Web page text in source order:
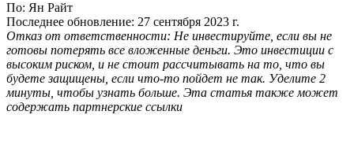
По: Ян Райт
Последнее обновление: 27 сентября 2023 г.
Отказ от ответственности: Не инвестируйте, если вы не
готовы потерять все вложенные деньги. Это инвестиции с
высоким риском, и не стоит рассчитывать на то, что вы
будете защищены, если что-то пойдет не так. Уделите 2
минуты, чтобы узнать больше. Эта статья также может
содержать партнерские ссылки